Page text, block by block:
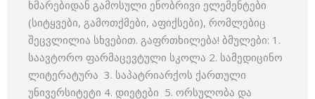
ხმარებიდან გამოსული ენობრივი ელემენტები
(სიტყვები, გამოთქმები, აფიქსები), რომლებიც
შეცვლილია სხვებით. გაფრთხილება! ბმულები: 1.
საავტორო ფარმაცევტული სკოლა 2. სამედიცინო
ლიტერატურა 3. საპატრიარქოს ქართული
უნივერსიტეტი 4. დიეტები 5. ორსულობა და